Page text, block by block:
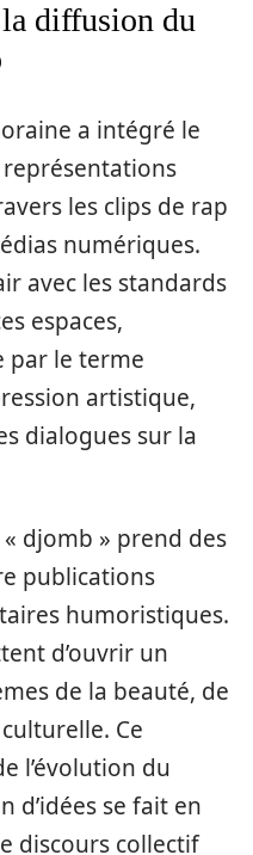
diffusion du
a intégré le
les clips de rap
numériques.
avec les standards
espaces,
par le terme
artistique,
dialogues sur la
djomb » prend des
publications
humoristiques.
d’ouvrir un
de la beauté, de
Ce
l’évolution du
d’idées se fait en
discours collectif